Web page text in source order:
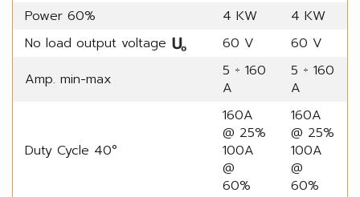
Power 60%
4 KW
4 KW
No load output voltage
60 V
60 V
Amp. min-max
5 ÷ 160
A
5 ÷ 160
A
Duty Cycle 40°
160A
@ 25%
100A
@
60%
160A
@ 25%
100A
@
60%